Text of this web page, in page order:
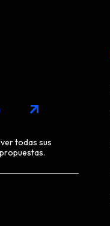
arrow_outward
todas sus